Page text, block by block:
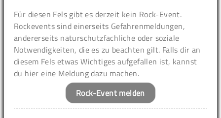
Für diesen Fels gibt es derzeit kein Rock-Event.
Rockevents sind einerseits Gefahrenmeldungen,
andererseits naturschutzfachliche oder soziale
Notwendigkeiten, die es zu beachten gilt. Falls dir an
diesem Fels etwas Wichtiges aufgefallen ist, kannst
du hier eine Meldung dazu machen.
Rock-Event melden